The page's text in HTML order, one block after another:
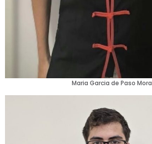
Maria Garcia de Paso Mora